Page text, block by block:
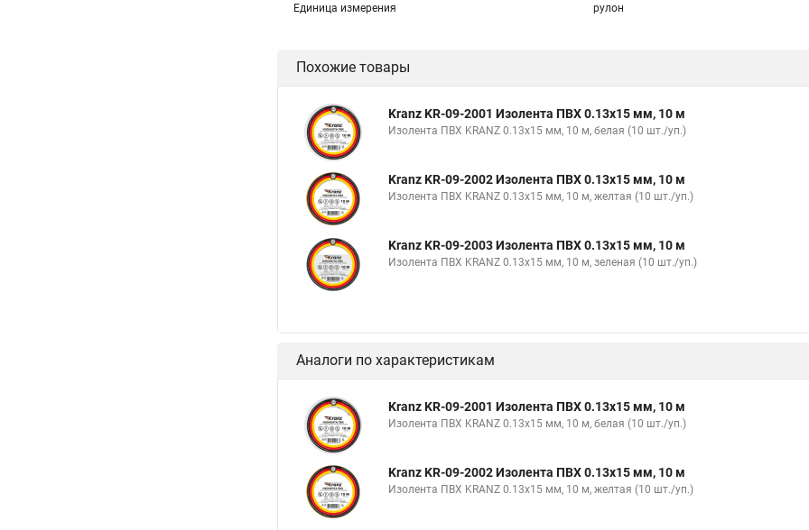
Единица измерения рулон
Похожие товары
Kranz KR-09-2001 Изолента ПВХ 0.13х15 мм, 10 м
Изолента ПВХ KRANZ 0.13х15 мм, 10 м, белая (10 шт./уп.)
Kranz KR-09-2002 Изолента ПВХ 0.13х15 мм, 10 м
Изолента ПВХ KRANZ 0.13х15 мм, 10 м, желтая (10 шт./уп.)
Kranz KR-09-2003 Изолента ПВХ 0.13х15 мм, 10 м
Изолента ПВХ KRANZ 0.13х15 мм, 10 м, зеленая (10 шт./уп.)
Аналоги по характеристикам
Kranz KR-09-2001 Изолента ПВХ 0.13х15 мм, 10 м
Изолента ПВХ KRANZ 0.13х15 мм, 10 м, белая (10 шт./уп.)
Kranz KR-09-2002 Изолента ПВХ 0.13х15 мм, 10 м
Изолента ПВХ KRANZ 0.13х15 мм, 10 м, желтая (10 шт./уп.)